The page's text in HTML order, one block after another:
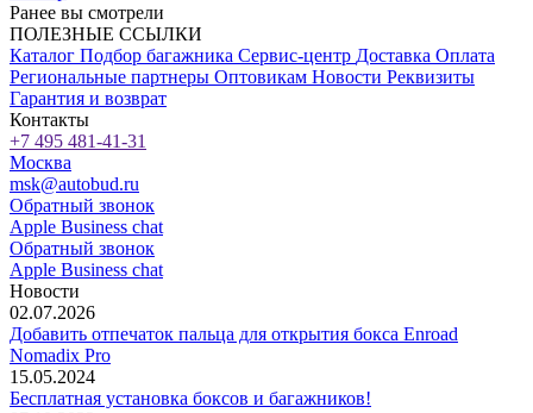
Ранее вы смотрели
ПОЛЕЗНЫЕ ССЫЛКИ
Каталог Подбор багажника Сервис-центр Доставка Оплата
Региональные партнеры Оптовикам Новости Реквизиты
Гарантия и возврат
Контакты
+7 495 481-41-31
Москва
msk@autobud.ru
Обратный звонок
Apple Business chat
Обратный звонок
Apple Business chat
Новости
02.07.2026
Добавить отпечаток пальца для открытия бокса Enroad
Nomadix Pro
15.05.2024
Бесплатная установка боксов и багажников!